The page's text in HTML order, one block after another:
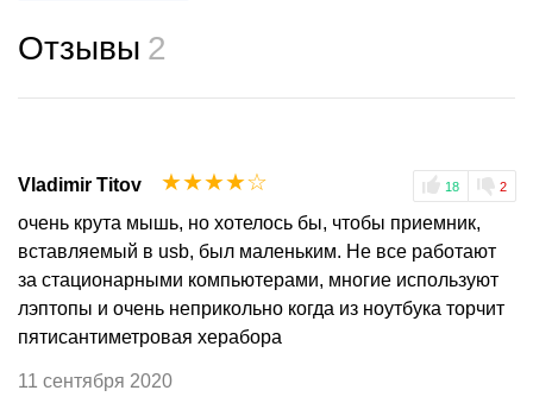
Отзывы 2
Vladimir Titov 18 2
☆
☆
☆
☆
☆
очень крута мышь, но хотелось бы, чтобы приемник,
вставляемый в usb, был маленьким. Не все работают
за стационарными компьютерами, многие используют
лэптопы и очень неприкольно когда из ноутбука торчит
пятисантиметровая херабора
11 сентября 2020